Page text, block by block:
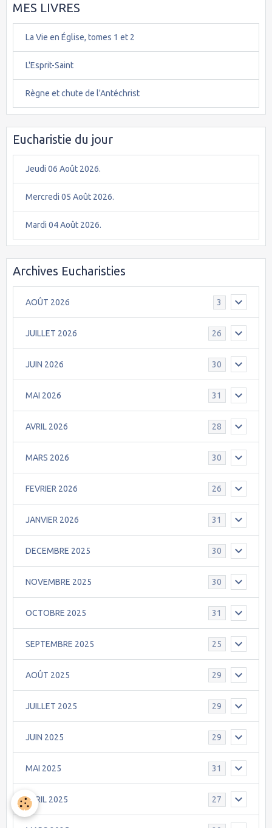
MES LIVRES
La Vie en Église, tomes 1 et 2
L'Esprit-Saint
Règne et chute de l'Antéchrist
Eucharistie du jour
Jeudi 06 Août 2026.
Mercredi 05 Août 2026.
Mardi 04 Août 2026.
Archives Eucharisties
AOÛT 2026 3
JUILLET 2026 26
JUIN 2026 30
MAI 2026 31
AVRIL 2026 28
MARS 2026 30
FEVRIER 2026 26
JANVIER 2026 31
DECEMBRE 2025 30
NOVEMBRE 2025 30
OCTOBRE 2025 31
SEPTEMBRE 2025 25
AOÛT 2025 29
JUILLET 2025 29
JUIN 2025 29
MAI 2025 31
AVRIL 2025 27